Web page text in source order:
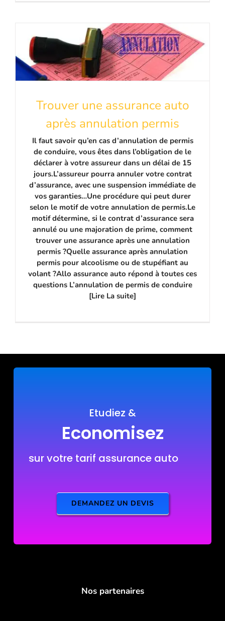
Trouver une assurance auto
après annulation permis
Il faut savoir qu’en cas d’annulation de permis
de conduire, vous êtes dans l’obligation de le
déclarer à votre assureur dans un délai de 15
jours.L’assureur pourra annuler votre contrat
d’assurance, avec une suspension immédiate de
vos garanties…Une procédure qui peut durer
selon le motif de votre annulation de permis.Le
motif détermine, si le contrat d’assurance sera
annulé ou une majoration de prime, comment
trouver une assurance après une annulation
permis ?Quelle assurance après annulation
permis pour alcoolisme ou de stupéfiant au
volant ?Allo assurance auto répond à toutes ces
questions L’annulation de permis de conduire
[Lire La suite]
Etudiez &
Economisez
sur votre tarif assurance auto
DEMANDEZ UN DEVIS
Nos partenaires